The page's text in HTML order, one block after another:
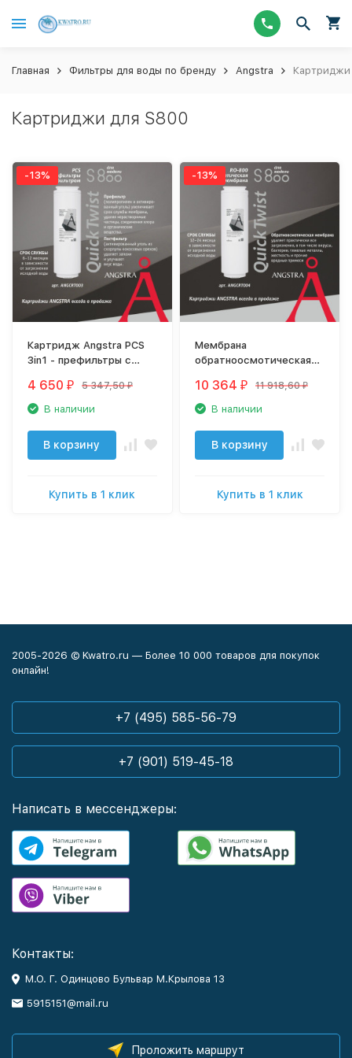
Главная Фильтры для воды по бренду Angstra Картриджи
Картриджи для S800
-13%
Картридж Angstra PCS
3in1 - префильтры с
4 650 ₽ 5 347,50 ₽
В наличии
В корзину
Купить в 1 клик
-13%
Мембрана
обратноосмотическая
10 364 ₽ 11 918,60 ₽
В наличии
В корзину
Купить в 1 клик
2005-2026 © Kwatro.ru — Более 10 000 товаров для покупок
онлайн!
+7 (495) 585-56-79
+7 (901) 519-45-18
Написать в мессенджеры:
Контакты:
М.О. Г. Одинцово Бульвар М.Крылова 13
5915151@mail.ru
Проложить маршрут